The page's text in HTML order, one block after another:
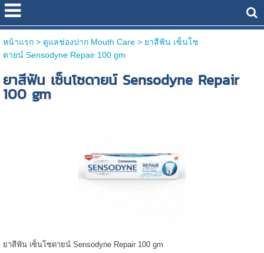
หน้าแรก> ดูแลช่องปาก Mouth Care > ยาสีฟัน เซ็นโซ
ดายน์ Sensodyne Repair 100 gm
ยาสีฟัน เซ็นโซดายน์ Sensodyne Repair
100 gm
ยาสีฟัน เซ็นโซดายน์ Sensodyne Repair 100 gm